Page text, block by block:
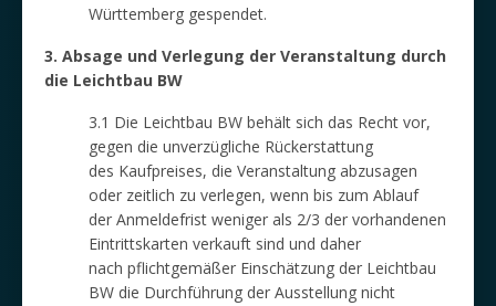
Württemberg gespendet.
3. Absage und Verlegung der Veranstaltung durch
die Leichtbau BW
3.1 Die Leichtbau BW behält sich das Recht vor,
gegen die unverzügliche Rückerstattung
des Kaufpreises, die Veranstaltung abzusagen
oder zeitlich zu verlegen, wenn bis zum Ablauf
der Anmeldefrist weniger als 2/3 der vorhandenen
Eintrittskarten verkauft sind und daher
nach pflichtgemäßer Einschätzung der Leichtbau
BW die Durchführung der Ausstellung nicht